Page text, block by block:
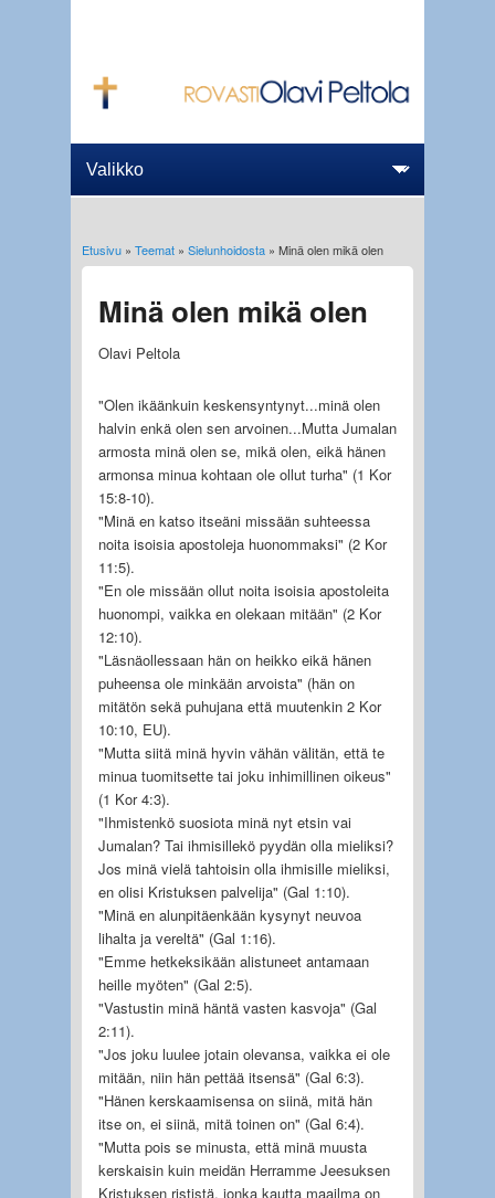
Olet täällä
Etusivu» Teemat» Sielunhoidosta» Minä olen mikä olen
Minä olen mikä olen
Olavi Peltola
"Olen ikäänkuin keskensyntynyt...minä olen
halvin enkä olen sen arvoinen...Mutta Jumalan
armosta minä olen se, mikä olen, eikä hänen
armonsa minua kohtaan ole ollut turha" (1 Kor
15:8-10).
"Minä en katso itseäni missään suhteessa
noita isoisia apostoleja huonommaksi" (2 Kor
11:5).
"En ole missään ollut noita isoisia apostoleita
huonompi, vaikka en olekaan mitään" (2 Kor
12:10).
"Läsnäollessaan hän on heikko eikä hänen
puheensa ole minkään arvoista" (hän on
mitätön sekä puhujana että muutenkin 2 Kor
10:10, EU).
"Mutta siitä minä hyvin vähän välitän, että te
minua tuomitsette tai joku inhimillinen oikeus"
(1 Kor 4:3).
"Ihmistenkö suosiota minä nyt etsin vai
Jumalan? Tai ihmisillekö pyydän olla mieliksi?
Jos minä vielä tahtoisin olla ihmisille mieliksi,
en olisi Kristuksen palvelija" (Gal 1:10).
"Minä en alunpitäenkään kysynyt neuvoa
lihalta ja vereltä" (Gal 1:16).
"Emme hetkeksikään alistuneet antamaan
heille myöten" (Gal 2:5).
"Vastustin minä häntä vasten kasvoja" (Gal
2:11).
"Jos joku luulee jotain olevansa, vaikka ei ole
mitään, niin hän pettää itsensä" (Gal 6:3).
"Hänen kerskaamisensa on siinä, mitä hän
itse on, ei siinä, mitä toinen on" (Gal 6:4).
"Mutta pois se minusta, että minä muusta
kerskaisin kuin meidän Herramme Jeesuksen
Kristuksen rististä, jonka kautta maailma on